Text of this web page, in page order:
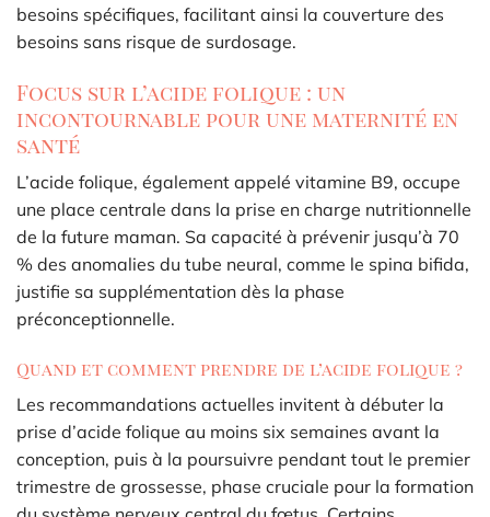
besoins spécifiques, facilitant ainsi la couverture des
besoins sans risque de surdosage.
Focus sur l’acide folique : un
incontournable pour une maternité en
santé
L’acide folique, également appelé vitamine B9, occupe
une place centrale dans la prise en charge nutritionnelle
de la future maman. Sa capacité à prévenir jusqu’à 70
% des anomalies du tube neural, comme le spina bifida,
justifie sa supplémentation dès la phase
préconceptionnelle.
Quand et comment prendre de l’acide folique ?
Les recommandations actuelles invitent à débuter la
prise d’acide folique au moins six semaines avant la
conception, puis à la poursuivre pendant tout le premier
trimestre de grossesse, phase cruciale pour la formation